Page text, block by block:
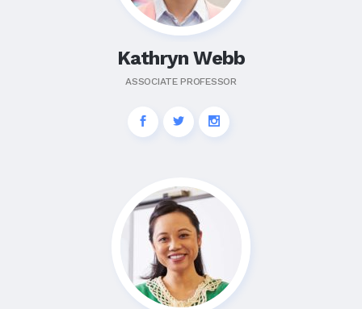
Kathryn Webb
ASSOCIATE PROFESSOR